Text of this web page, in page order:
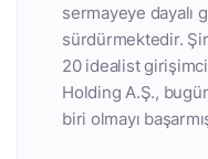
sermayeye dayalı
sürdürmektedir.
20 idealist girişimci
Holding A.Ş.,
biri olmayı